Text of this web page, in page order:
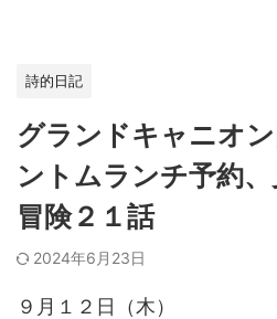
詩的日記
グランドキャニオ
ントムランチ予約
冒険２１話
2024年6月23日
９月１２日（木）